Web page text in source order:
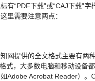
有“PDF下载”或“CAJ下载”字
里需要注意两点：
网提供的全文格式主要有两
式，大多数电脑和移动设备
Adobe Acrobat Reader）。